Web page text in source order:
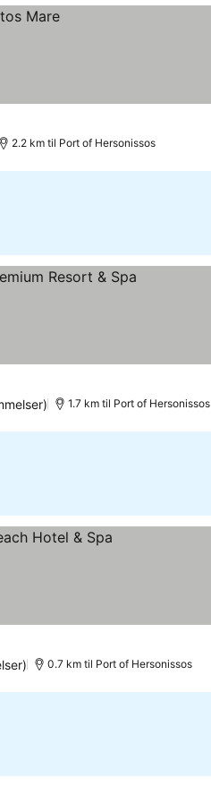
2.2 km til Port of Hersonissos
1.7 km til Port of Hersonissos
0.7 km til Port of Hersonissos